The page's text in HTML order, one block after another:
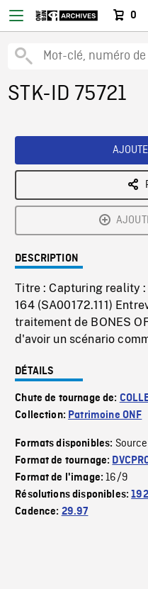
0
STK-ID 75721
DESCRIPTION
Titre : Capturing reality
164 (SA00172.111)
traitement de BONES
d'avoir un scénario
DÉTAILS
Chute de tournage de:
Collection: Patrimoine ONF
Formats disponibles:
Format de tournage:
Format de l'image:16/9
Résolutions disponibles:
Cadence: 29.97